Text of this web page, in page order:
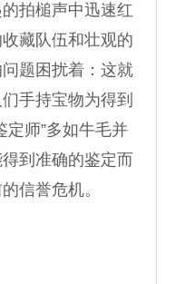
拍槌声中迅速红
藏队伍和壮观的
题困扰着：这就
手持宝物为得到
定师”多如牛毛并
到准确的鉴定而
信誉危机。